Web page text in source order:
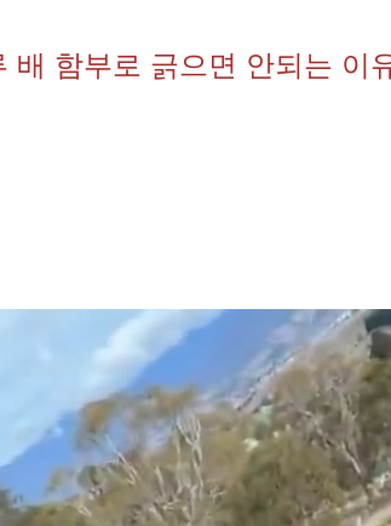
배 함부로 긁으면 안되는 이